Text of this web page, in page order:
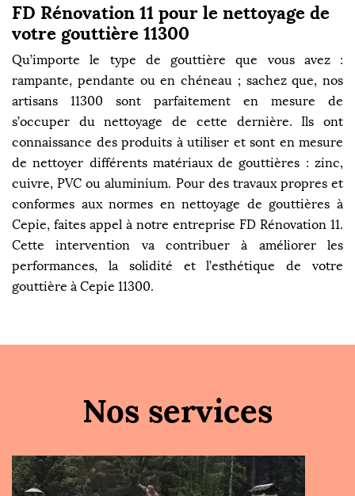
FD Rénovation 11 pour le nettoyage de
votre gouttière 11300
Qu’importe le type de gouttière que vous avez :
rampante, pendante ou en chéneau ; sachez que, nos
artisans 11300 sont parfaitement en mesure de
s’occuper du nettoyage de cette dernière. Ils ont
connaissance des produits à utiliser et sont en mesure
de nettoyer différents matériaux de gouttières : zinc,
cuivre, PVC ou aluminium. Pour des travaux propres et
conformes aux normes en nettoyage de gouttières à
Cepie, faites appel à notre entreprise FD Rénovation 11.
Cette intervention va contribuer à améliorer les
performances, la solidité et l’esthétique de votre
gouttière à Cepie 11300.
Nos services